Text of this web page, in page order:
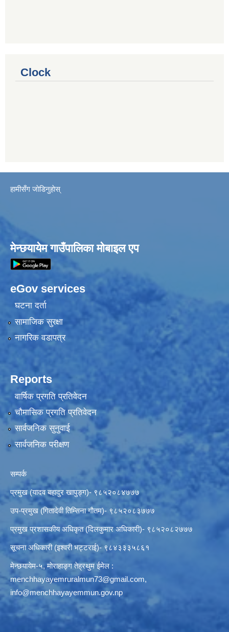
Clock
हामीसँग जाेडिनुहाेस्
मेन्छयायेम गाउँपालिका मोबाइल एप
eGov services
घटना दर्ता
सामाजिक सुरक्षा
नागरिक वडापत्र
Reports
वार्षिक प्रगति प्रतिवेदन
चौमासिक प्रगति प्रतिवेदन
सार्वजनिक सुनुवाई
सार्वजनिक परीक्षण
सम्पर्क
प्रमुख (यादव बहादुर खापुङ्ग)- ९८५२०८४७७७
उप-प्रमुख (गितादेवी तिम्सिना गाैतम)- ९८५२०८३७७७
प्रमुख प्रशासकीय अधिकृत (दिलकुमार अधिकारी)- ९८५२०८२७७७
सूचना अधिकारी (इश्वरी भट्टराई)- ९८४३३३५८६१
मेन्छयायेम-५, माेराहाङ्ग तेह्रथुम ईमेल :
menchhayayemruralmun73@gmail.com,
info@menchhayayemmun.gov.np